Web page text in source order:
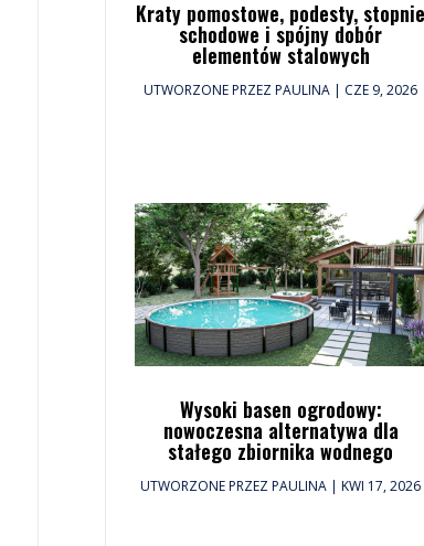
Kraty pomostowe, podesty, stopnie
schodowe i spójny dobór
elementów stalowych
UTWORZONE PRZEZPAULINA | CZE 9, 2026
Wysoki basen ogrodowy:
nowoczesna alternatywa dla
stałego zbiornika wodnego
UTWORZONE PRZEZPAULINA |KWI 17, 2026